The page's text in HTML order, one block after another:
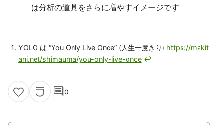
は分析の道具をさらに増やすイメージです
YOLO は “You Only Live Once” (人生一度きり) https://makit
ani.net/shimauma/you-only-live-once ↩
comment0